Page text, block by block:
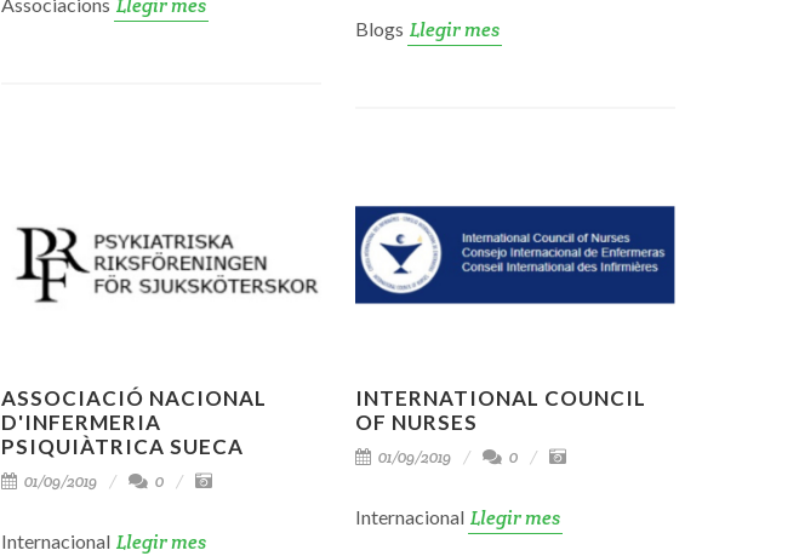
Llegir mes
Blogs Llegir mes
ASSOCIACIÓ NACIONAL
D'INFERMERIA
PSIQUIÀTRICA SUECA
01/09/2019 0
Internacional Llegir mes
INTERNATIONAL COUNCIL
OF NURSES
01/09/2019 0
Internacional Llegir mes